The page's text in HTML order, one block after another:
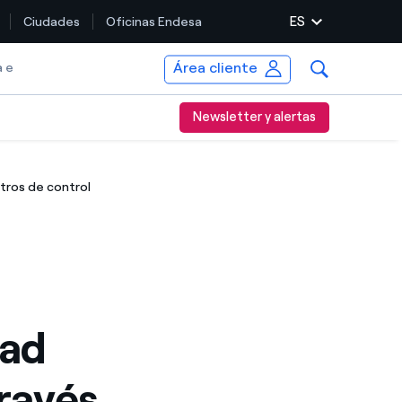
Ciudades Oficinas Endesa ES
e Área cliente
Newsletter y alertas
de control